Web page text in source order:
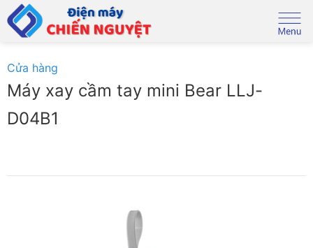
Skip
to
Cửa hàng
Máy xay cầm tay mini Bear LLJ-
D04B1